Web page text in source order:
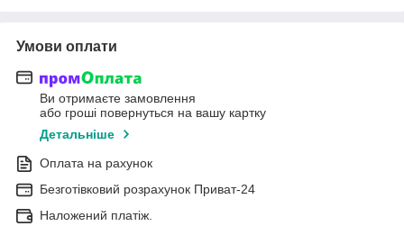
Умови оплати
Ви отримаєте замовлення
або гроші повернуться на вашу картку
Детальніше
Оплата на рахунок
Безготівковий розрахунок Приват-24
Наложений платіж.